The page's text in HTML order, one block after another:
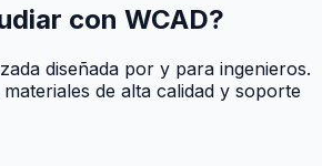
con WCAD?
diseñada por y para ingenieros.
de alta calidad y soporte